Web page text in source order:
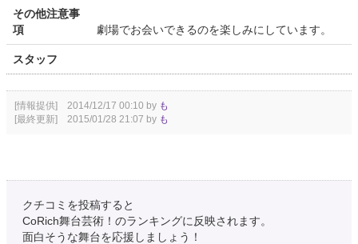
その他注意事
項
劇場でお会いできるのを楽しみにしています。
スタッフ
[情報提供] 2014/12/17 00:10 by も
[最終更新] 2015/01/28 21:07 by も
クチコミを投稿すると
CoRich舞台芸術！のランキングに反映されます。
面白そうな舞台を応援しましょう！